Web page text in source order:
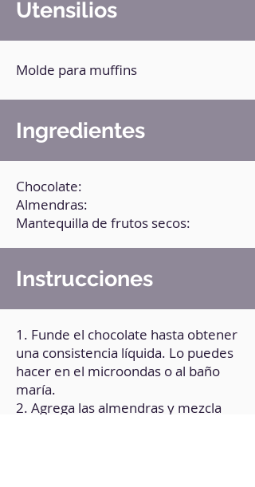
Utensilios
Molde para muffins
Ingredientes
Chocolate:
Almendras:
Mantequilla de frutos secos:
Instrucciones
1. Funde el chocolate hasta obtener
una consistencia líquida. Lo puedes
hacer en el microondas o al baño
maría.
2. Agrega las almendras y mezcla